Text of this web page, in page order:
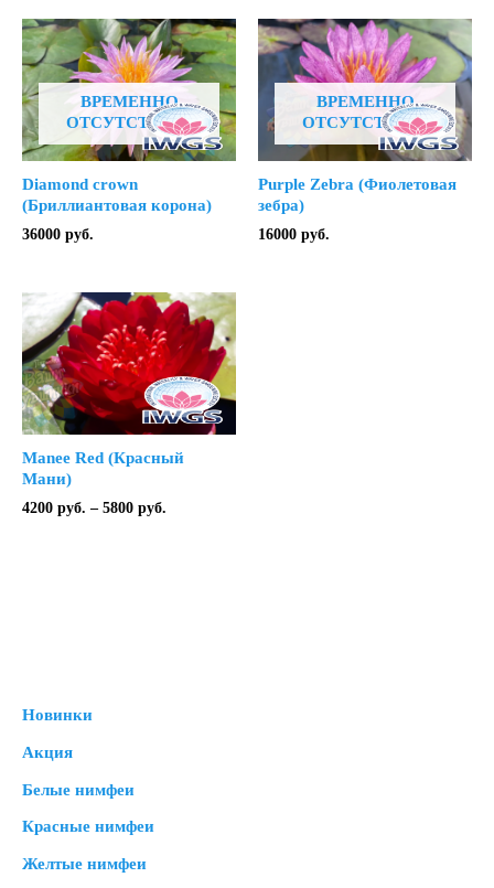
4000 руб..
ВРЕМЕННО
ОТСУТСТВУЕТ
Diamond crown
(Бриллиантовая корона)
36000 руб.
ВРЕМЕННО
ОТСУТСТВУЕТ
Purple Zebra (Фиолетовая
зебра)
16000 руб.
Manee Red (Красный
Мани)
4200 руб. – 5800 руб.
Новинки
Акция
Белые нимфеи
Красные нимфеи
Желтые нимфеи